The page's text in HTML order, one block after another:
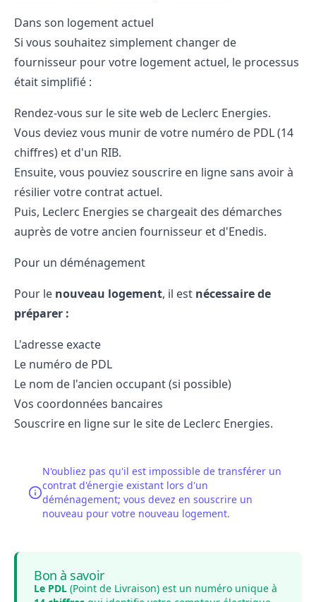
Dans son logement actuel
Si vous souhaitez simplement changer de
fournisseur pour votre logement actuel, le processus
était simplifié :
Rendez-vous sur le site web de Leclerc Energies.
Vous deviez vous munir de votre numéro de PDL (14
chiffres) et d'un RIB.
Ensuite, vous pouviez souscrire en ligne sans avoir à
résilier votre contrat actuel.
Puis, Leclerc Energies se chargeait des démarches
auprès de votre ancien fournisseur et d'Enedis.
Pour un déménagement
Pour le nouveau logement, il est nécessaire de
préparer :
L'adresse exacte
Le numéro de PDL
Le nom de l'ancien occupant (si possible)
Vos coordonnées bancaires
Souscrire en ligne sur le site de Leclerc Energies.
N'oubliez pas qu'il est impossible de transférer un
contrat d'énergie existant lors d'un
déménagement; vous devez en souscrire un
nouveau pour votre nouveau logement.
Bon à savoir
Le PDL (Point de Livraison) est un numéro unique à